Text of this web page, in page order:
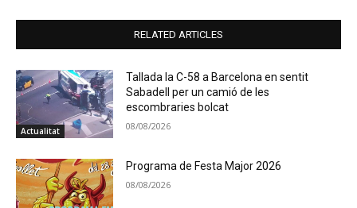
RELATED ARTICLES
Actualitat
Tallada la C-58 a Barcelona en sentit
Sabadell per un camió de les
escombraries bolcat
08/08/2026
Programa de Festa Major 2026
08/08/2026